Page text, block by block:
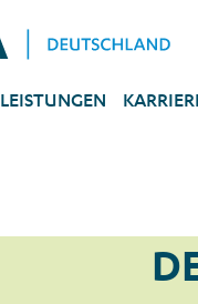
LEISTUNGEN